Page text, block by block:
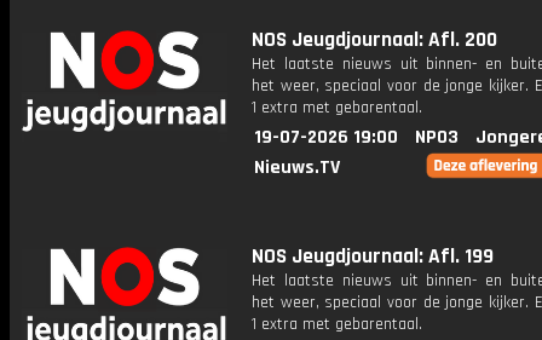
NOS Jeugdjournaal: Afl. 200
Het laatste nieuws uit binnen- en
het weer, speciaal voor de jonge kijker.
1 extra met gebarentaal.
19-07-2026 19:00 NPO3
Nieuws.TV
NOS Jeugdjournaal: Afl. 199
Het laatste nieuws uit binnen- en
het weer, speciaal voor de jonge kijker.
1 extra met gebarentaal.